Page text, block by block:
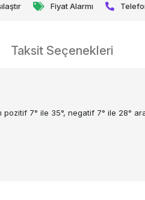
Fiyat Alarmı
Taksit Seçenekleri
7° ile 35°, negatif 7° ile 28°